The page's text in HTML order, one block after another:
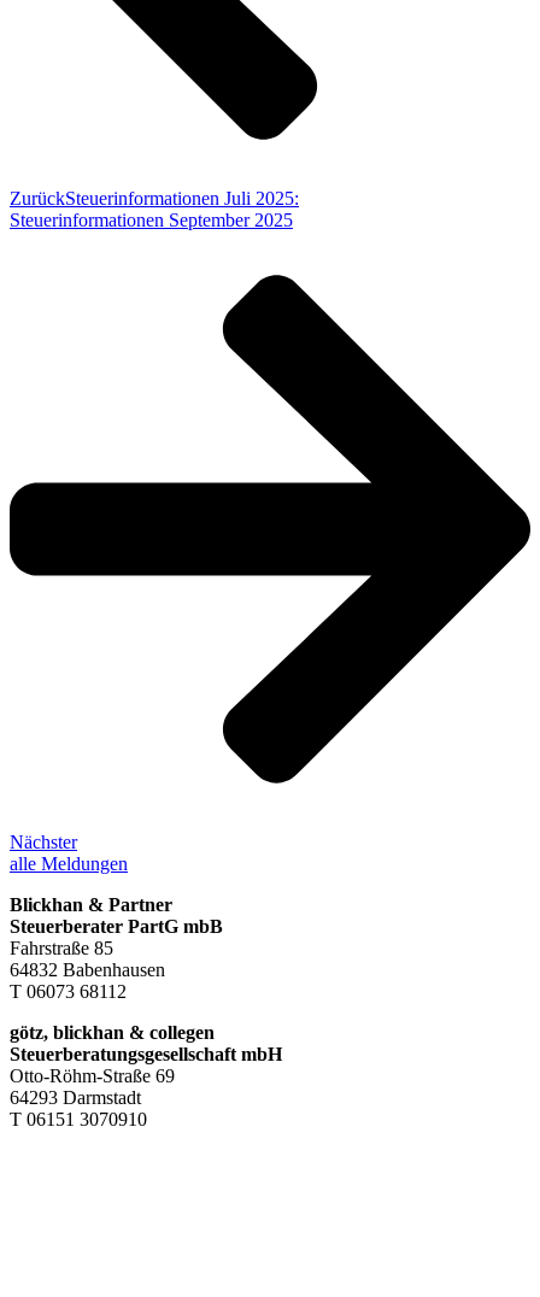
ZurückSteuerinformationen Juli 2025:
Steuerinformationen September 2025
Nächster
alle Meldungen
Blickhan & Partner
Steuerberater PartG mbB
Fahrstraße 85
64832 Babenhausen
T 06073 68112
götz, blickhan & collegen
Steuerberatungsgesellschaft mbH
Otto-Röhm-Straße 69
64293 Darmstadt
T 06151 3070910